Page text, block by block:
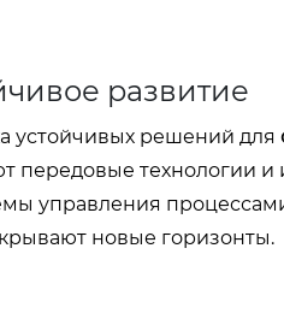
развитие
устойчивых решений для
передовые технологии
управления
новые горизонты.